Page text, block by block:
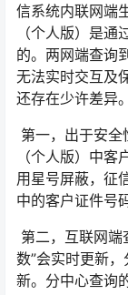
信系统内联网端
（个人版）是
的。两网端查询
无法实时交互及
还存在少许差异
第一，出于安
（个人版）中
用星号屏蔽，征
中的客户证件号
第二，互联网端
数”会实时更新
新。分中心查询